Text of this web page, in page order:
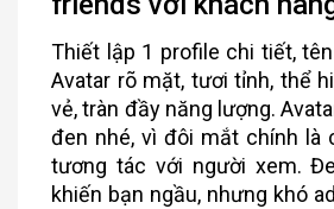
Thiết lập 1 profile chi tiết,
Avatar rõ mặt, tươi tỉnh, thể
vẻ, tràn đầy năng lượng.
đen nhé, vì đôi mắt chính là
tương tác với người xem.
khiến bạn ngầu, nhưng khó